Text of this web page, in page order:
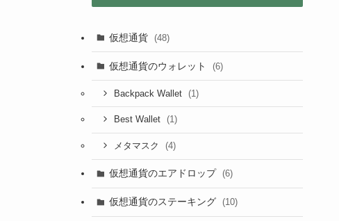
仮想通貨 (48)
仮想通貨のウォレット (6)
Backpack Wallet (1)
Best Wallet (1)
メタマスク (4)
仮想通貨のエアドロップ (6)
仮想通貨のステーキング (10)